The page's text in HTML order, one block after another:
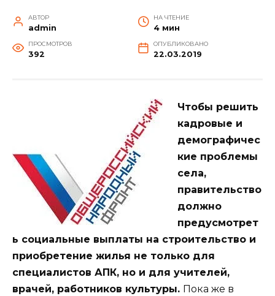
АВТОР
admin
НА ЧТЕНИЕ
4 мин
ПРОСМОТРОВ
392
ОПУБЛИКОВАНО
22.03.2019
Чтобы решить
кадровые и
демографичес
кие проблемы
села,
правительство
должно
предусмотрет
ь социальные выплаты на строительство и
приобретение жилья не только для
специалистов АПК, но и для учителей,
врачей, работников культуры. Пока же в